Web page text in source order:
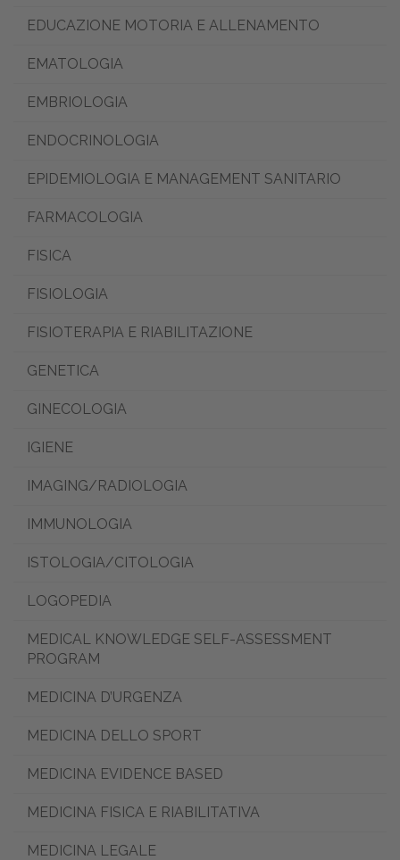
EDUCAZIONE MOTORIA E ALLENAMENTO
EMATOLOGIA
EMBRIOLOGIA
ENDOCRINOLOGIA
EPIDEMIOLOGIA E MANAGEMENT SANITARIO
FARMACOLOGIA
FISICA
FISIOLOGIA
FISIOTERAPIA E RIABILITAZIONE
GENETICA
GINECOLOGIA
IGIENE
IMAGING/RADIOLOGIA
IMMUNOLOGIA
ISTOLOGIA/CITOLOGIA
LOGOPEDIA
MEDICAL KNOWLEDGE SELF-ASSESSMENT
PROGRAM
MEDICINA D’URGENZA
MEDICINA DELLO SPORT
MEDICINA EVIDENCE BASED
MEDICINA FISICA E RIABILITATIVA
MEDICINA LEGALE